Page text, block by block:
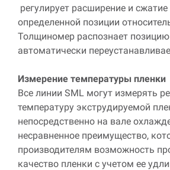
регулирует расширение и
определенной позиции
Толщиномер распознает
автоматически
Измерение температуры пленки
Все линии SML могут измерять
температуру экструдируемой
непосредственно на вале
несравненное преимущество,
производителям возможность
качество пленки с учетом ее